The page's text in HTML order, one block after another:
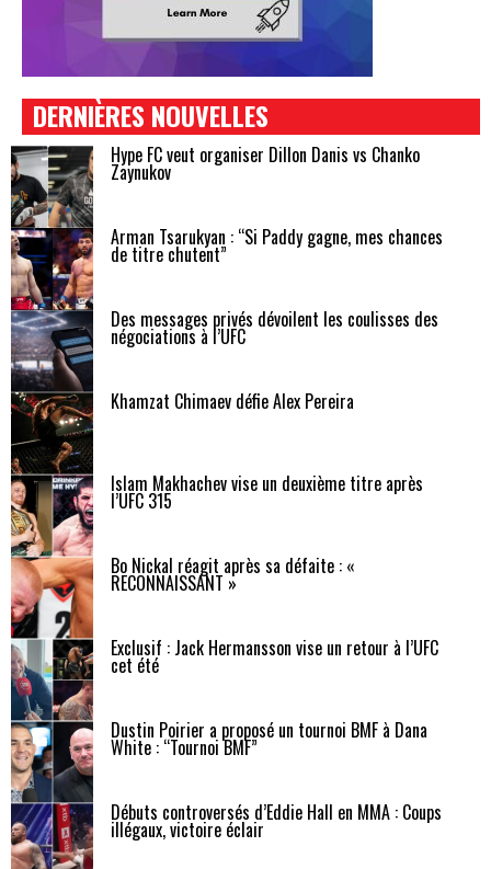
DERNIÈRES NOUVELLES
Hype FC veut organiser Dillon Danis vs Chanko
Zaynukov
Arman Tsarukyan : “Si Paddy gagne, mes chances
de titre chutent”
Des messages privés dévoilent les coulisses des
négociations à l’UFC
Khamzat Chimaev défie Alex Pereira
Islam Makhachev vise un deuxième titre après
l’UFC 315
Bo Nickal réagit après sa défaite : «
RECONNAISSANT »
Exclusif : Jack Hermansson vise un retour à l’UFC
cet été
Dustin Poirier a proposé un tournoi BMF à Dana
White : “Tournoi BMF”
Débuts controversés d’Eddie Hall en MMA : Coups
illégaux, victoire éclair